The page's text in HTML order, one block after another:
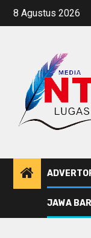
Skip
8 Agustus 2026
JAWA